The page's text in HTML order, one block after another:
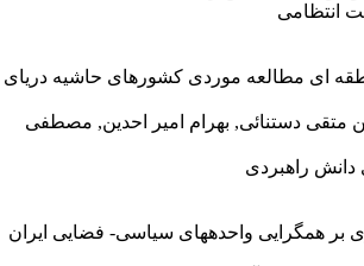
انتظامی
ای مطالعه موردی کشورهای حاشیه دریای
متقی دستنائی, بهرام امیر احدین, مصطفی
دانش راهبردی
بر همگرایی واحدههای سیاسی- فضایی ایران